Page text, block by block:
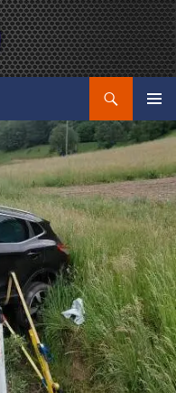
GLAVNI
MENI